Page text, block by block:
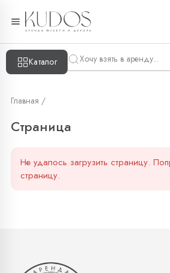
Каталог
Главная /
Страница
Не удалось загрузить страницу.
страницу.